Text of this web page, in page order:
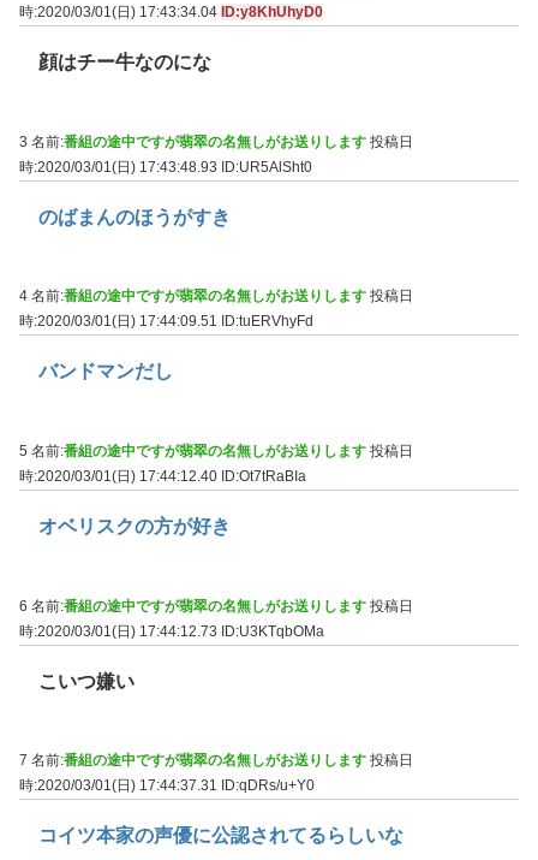
時:2020/03/01(日) 17:43:34.04 ID:y8KhUhyD0
顔はチー牛なのにな
3 名前:番組の途中ですが翡翠の名無しがお送りします 投稿日
時:2020/03/01(日) 17:43:48.93 ID:UR5AlSht0
のばまんのほうがすき
4 名前:番組の途中ですが翡翠の名無しがお送りします 投稿日
時:2020/03/01(日) 17:44:09.51
ID:tuERVhyFd
バンドマンだし
5 名前:番組の途中ですが翡翠の名無しがお送りします 投稿日
時:2020/03/01(日) 17:44:12.40 ID:Ot7tRaBIa
オベリスクの方が好き
6 名前:番組の途中ですが翡翠の名無しがお送りします 投稿日
時:2020/03/01(日) 17:44:12.73 ID:U3KTqbOMa
こいつ嫌い
7 名前:番組の途中ですが翡翠の名無しがお送りします 投稿日
時:2020/03/01(日) 17:44:37.31
ID:qDRs/u+Y0
コイツ本家の声優に公認されてるらしいな